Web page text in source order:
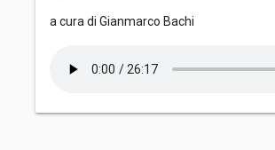
a cura di Gianmarco Bachi